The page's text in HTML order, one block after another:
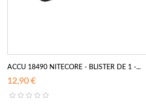
ACCU 18490 NITECORE - BLISTER DE 1 -...
12,90 €